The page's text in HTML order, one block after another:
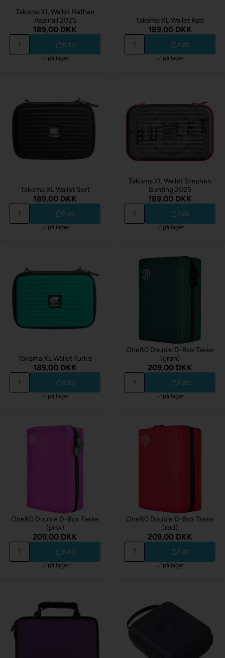
Takoma XL Wallet Nathan
Aspinall 2025
189,00 DKK
Køb
på lager
Takoma XL Wallet Rød
189,00 DKK
Køb
på lager
Takoma XL Wallet Sort
189,00 DKK
Køb
på lager
Takoma XL Wallet Stephen
Bunting 2025
189,00 DKK
Køb
på lager
Takoma XL Wallet Turkis
189,00 DKK
Køb
på lager
One80 Double D-Box Taske
(grøn)
209,00 DKK
Køb
på lager
One80 Double D-Box Taske
(pink)
209,00 DKK
Køb
på lager
One80 Double D-Box Taske
(rød)
209,00 DKK
Køb
på lager